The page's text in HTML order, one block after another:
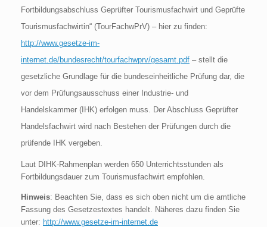
Fortbildungsabschluss Geprüfter Tourismusfachwirt und Geprüfte
Tourismusfachwirtin“ (TourFachwPrV) – hier zu finden:
http://www.gesetze-im-
internet.de/bundesrecht/tourfachwprv/gesamt.pdf – stellt die
gesetzliche Grundlage für die bundeseinheitliche Prüfung dar, die
vor dem Prüfungsausschuss einer Industrie- und
Handelskammer (IHK) erfolgen muss. Der Abschluss Geprüfter
Handelsfachwirt wird nach Bestehen der Prüfungen durch die
prüfende IHK vergeben.
Laut DIHK-Rahmenplan werden 650 Unterrichtsstunden als
Fortbildungsdauer zum Tourismusfachwirt empfohlen.
Hinweis: Beachten Sie, dass es sich oben nicht um die amtliche
Fassung des Gesetzestextes handelt. Näheres dazu finden Sie
unter: http://www.gesetze-im-internet.de